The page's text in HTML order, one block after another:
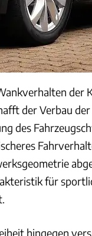
der
der Verbau
des
für
hingegen